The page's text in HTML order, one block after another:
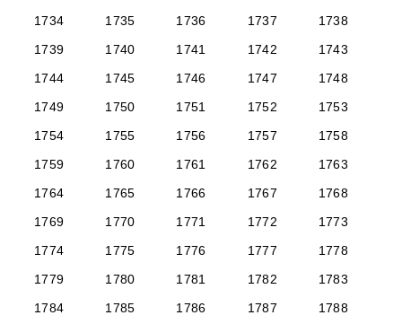
1734
1735 1736 1737
1738
1739
1740 1741 1742
1743
1744
1745 1746 1747
1748
1749
1750 1751 1752
1753
1754
1755 1756 1757
1758
1759
1760 1761 1762
1763
1764
1765 1766 1767
1768
1769
1770 1771 1772
1773
1774
1775 1776 1777
1778
1779
1780 1781 1782
1783
1784
1785 1786 1787
1788